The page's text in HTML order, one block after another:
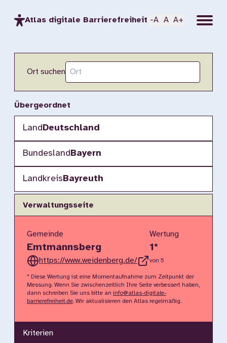
Atlas digitale Barrierefreiheit -A A A+ Menu
Ort suchen
Übergeordnet
LandDeutschland
BundeslandBayern
LandkreisBayreuth
Verwaltungsseite
Gemeinde
Emtmannsberg
https://www.weidenberg.de/
Wertung
1*
von 5
* Diese Wertung ist eine Momentaufnahme zum Zeitpunkt der
Messung. Wenn Sie zwischenzeitlich Ihre Seite verbessert haben,
dann schreiben Sie uns bitte an info@atlas-digitale-
barrierefreiheit.de. Wir aktualisieren den Atlas regelmäßig.
Kriterien